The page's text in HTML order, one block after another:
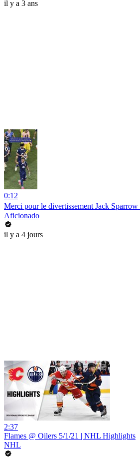
il y a 3 ans
0:12
Merci pour le divertissement Jack Sparrow
Aficionado
il y a 4 jours
2:37
Flames @ Oilers 5/1/21 | NHL Highlights
NHL